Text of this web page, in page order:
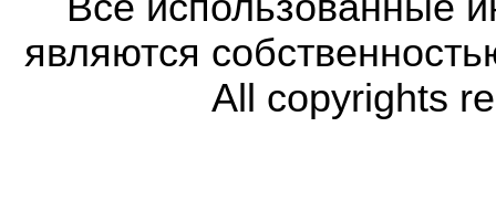
являются
All copyrights